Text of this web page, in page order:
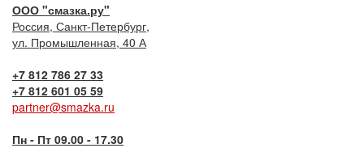
ООО "смазка.ру"
Россия, Санкт-Петербург,
ул. Промышленная, 40 А
+7 812 786 27 33
+7 812 601 05 59
partner@smazka.ru
Пн - Пт 09.00 - 17.30